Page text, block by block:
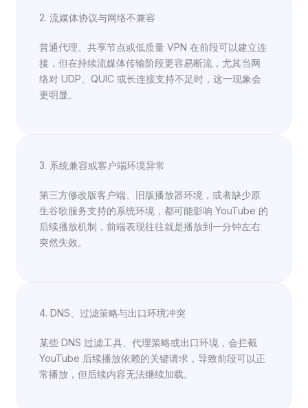
2. 流媒体协议与网络不兼容
普通代理、共享节点或低质量 VPN 在前段可以建立连
接，但在持续流媒体传输阶段更容易断流，尤其当网
络对 UDP、QUIC 或长连接支持不足时，这一现象会
更明显。
3. 系统兼容或客户端环境异常
第三方修改版客户端、旧版播放器环境，或者缺少原
生谷歌服务支持的系统环境，都可能影响 YouTube 的
后续播放机制，前端表现往往就是播放到一分钟左右
突然失效。
4. DNS、过滤策略与出口环境冲突
某些 DNS 过滤工具、代理策略或出口环境，会拦截
YouTube 后续播放依赖的关键请求，导致前段可以正
常播放，但后续内容无法继续加载。